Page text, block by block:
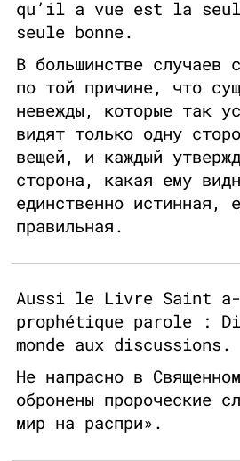
qu’il a vue est la
seule bonne.
В большинстве случаев
по той причине, что
невежды, которые так
видят только одну
вещей, и каждый
сторона, какая ему
единственно истинная,
правильная.
Aussi le Livre Saint
prophétique parole :
monde aux discussions.
Не напрасно в
обронены пророческие
мир на распри».